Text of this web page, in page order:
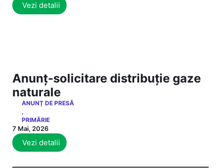
Vezi detalii
Anunț-solicitare distribuție gaze
naturale
ANUNȚ DE PRESĂ
,
PRIMĂRIE
7 Mai, 2026
Vezi detalii